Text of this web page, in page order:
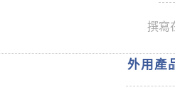
撰寫
外用產